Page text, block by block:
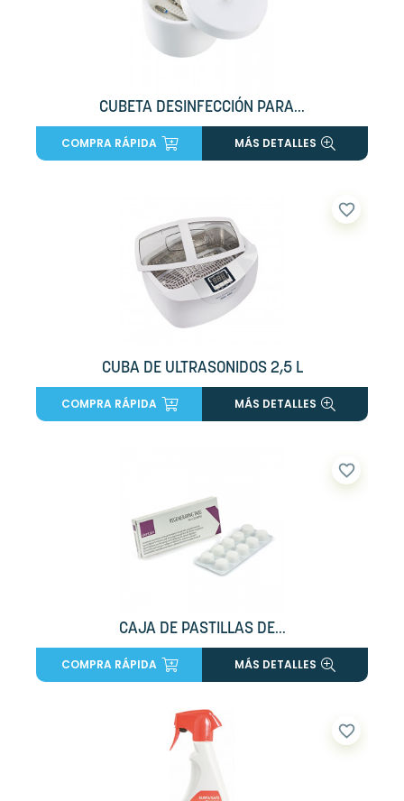
CUBETA DESINFECCIÓN PARA...
COMPRA RÁPIDA MÁS DETALLES
favorite_border
CUBA DE ULTRASONIDOS 2,5 L
COMPRA RÁPIDA MÁS DETALLES
favorite_border
CAJA DE PASTILLAS DE...
COMPRA RÁPIDA MÁS DETALLES
favorite_border